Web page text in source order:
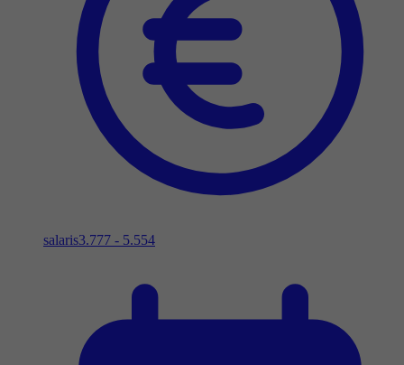
salaris3.777 - 5.554